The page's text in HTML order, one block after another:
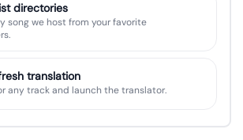
directories
song we host from your favorite
translation
any track and launch the translator.